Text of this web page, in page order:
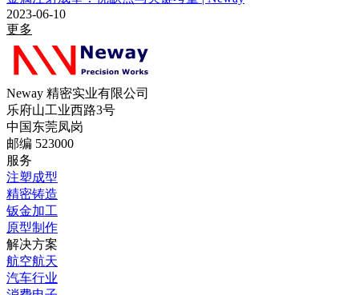
2023-06-10
更多
Neway 精密实业有限公司
乐府山工业西路3号
中国东莞凤岗
邮编 523000
服务
注塑成型
精密铸造
钣金加工
原型制作
解决方案
航空航天
汽车行业